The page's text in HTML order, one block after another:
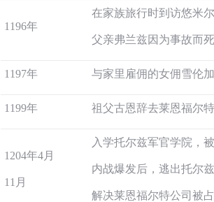
1196年
在家族旅行时到访悠米
父亲弗兰兹因为事故而
1197年 与家里雇佣的女佣雪伦
1199年 祖父古恩辞去莱恩福尔
1204年4月
11月
入学托尔兹军官学院，
内战爆发后，逃出托尔
解决莱恩福尔特公司被